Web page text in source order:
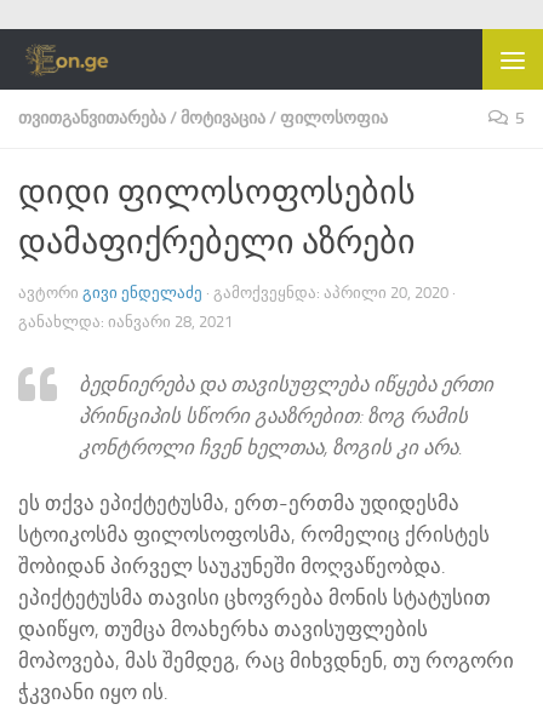
Skip to content
ᲗᲕᲘᲗᲒᲐᲜᲕᲘᲗᲐᲠᲔᲑᲐ/ᲛᲝᲢᲘᲕᲐᲪᲘᲐ/ᲤᲘᲚᲝᲡᲝᲤᲘᲐ 5
დიდი ფილოსოფოსების
დამაფიქრებელი აზრები
ᲐᲕᲢᲝᲠᲘ ᲒᲘᲕᲘ ᲔᲜᲓᲔᲚᲐᲫᲔ · ᲒᲐᲛᲝᲥᲕᲔᲧᲜᲓᲐ: ᲐᲞᲠᲘᲚᲘ 20, 2020 ·
ᲒᲐᲜᲐᲮᲚᲓᲐ: ᲘᲐᲜᲕᲐᲠᲘ 28, 2021
ბედნიერება და თავისუფლება იწყება ერთი
პრინციპის სწორი გააზრებით: ზოგ რამის
კონტროლი ჩვენ ხელთაა, ზოგის კი არა.
ეს თქვა ეპიქტეტუსმა, ერთ-ერთმა უდიდესმა
სტოიკოსმა ფილოსოფოსმა, რომელიც ქრისტეს
შობიდან პირველ საუკუნეში მოღვაწეობდა.
ეპიქტეტუსმა თავისი ცხოვრება მონის სტატუსით
დაიწყო, თუმცა მოახერხა თავისუფლების
მოპოვება, მას შემდეგ, რაც მიხვდნენ, თუ როგორი
ჭკვიანი იყო ის.